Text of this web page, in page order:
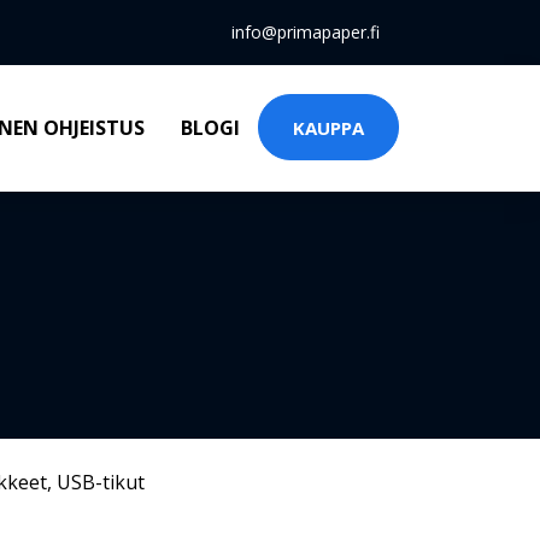
info@primapaper.fi
OHJEISTUS BLOGI KAUPPA
, USB-tikut